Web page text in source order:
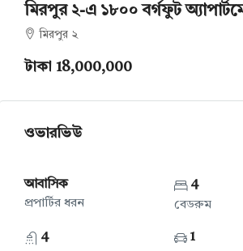
মিরপুর ২-এ ১৮০০ বর্গফুট
মিরপুর ২
টাকা 18,000,000
ওভারভিউ
আবাসিক
প্রপার্টির ধরন
4
বেডরুম
4 1